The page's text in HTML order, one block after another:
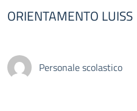
ORIENTAMENTO LUISS
Personale scolastico